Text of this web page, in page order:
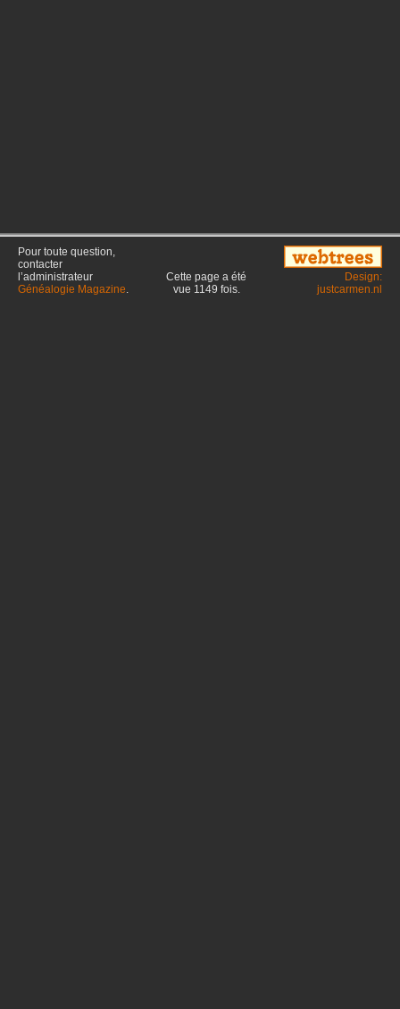
Pour toute question,
contacter
l’administrateur
Généalogie Magazine.
Cette page a été
vue 1149 fois.
Design:
justcarmen.nl